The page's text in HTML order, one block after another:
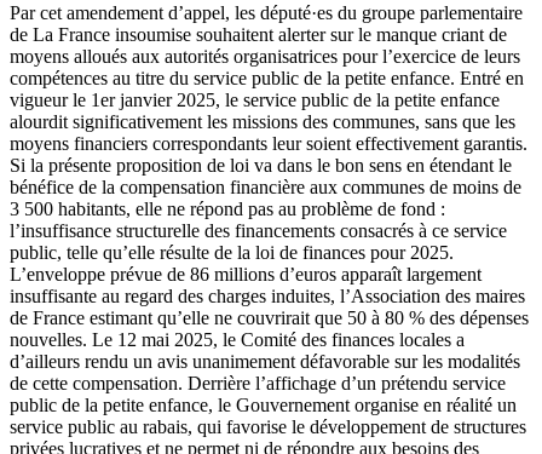
Par cet amendement d’appel, les député·es du groupe parlementaire
de La France insoumise souhaitent alerter sur le manque criant de
moyens alloués aux autorités organisatrices pour l’exercice de leurs
compétences au titre du service public de la petite enfance. Entré en
vigueur le 1er janvier 2025, le service public de la petite enfance
alourdit significativement les missions des communes, sans que les
moyens financiers correspondants leur soient effectivement garantis.
Si la présente proposition de loi va dans le bon sens en étendant le
bénéfice de la compensation financière aux communes de moins de
3 500 habitants, elle ne répond pas au problème de fond :
l’insuffisance structurelle des financements consacrés à ce service
public, telle qu’elle résulte de la loi de finances pour 2025.
L’enveloppe prévue de 86 millions d’euros apparaît largement
insuffisante au regard des charges induites, l’Association des maires
de France estimant qu’elle ne couvrirait que 50 à 80 % des dépenses
nouvelles. Le 12 mai 2025, le Comité des finances locales a
d’ailleurs rendu un avis unanimement défavorable sur les modalités
de cette compensation. Derrière l’affichage d’un prétendu service
public de la petite enfance, le Gouvernement organise en réalité un
service public au rabais, qui favorise le développement de structures
privées lucratives et ne permet ni de répondre aux besoins des